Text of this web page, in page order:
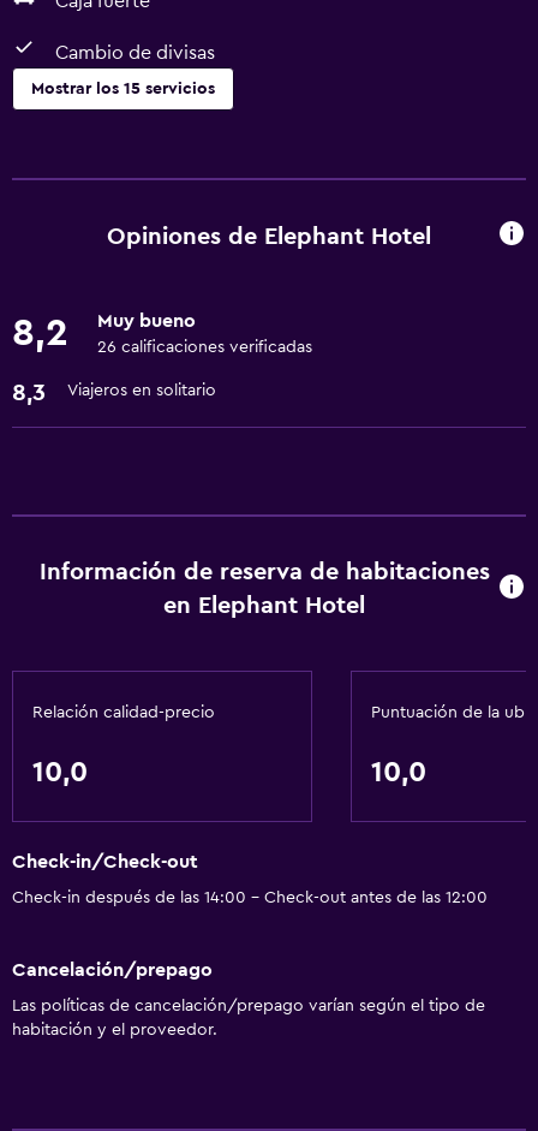
Cambio de divisas
Mostrar los 15 servicios
Servicio de habitaciones
Lavandería
Servicios de lavandería/tintorería
Accesibilidad y adecuación
Baño
Secador de pelo
Actividades
Mesa de billar
Opiniones de Elephant Hotel
8,2 Muy bueno
26 calificaciones verificadas
8,3 Viajeros en solitario
Información de reserva de habitaciones
en Elephant Hotel
Relación calidad-precio
10,0
Puntuación de la
10,0
Check-in/Check-out
Check-in después de las 14:00 - Check-out antes de las 12:00
Cancelación/prepago
Las políticas de cancelación/prepago varían según el tipo de
habitación y el proveedor.